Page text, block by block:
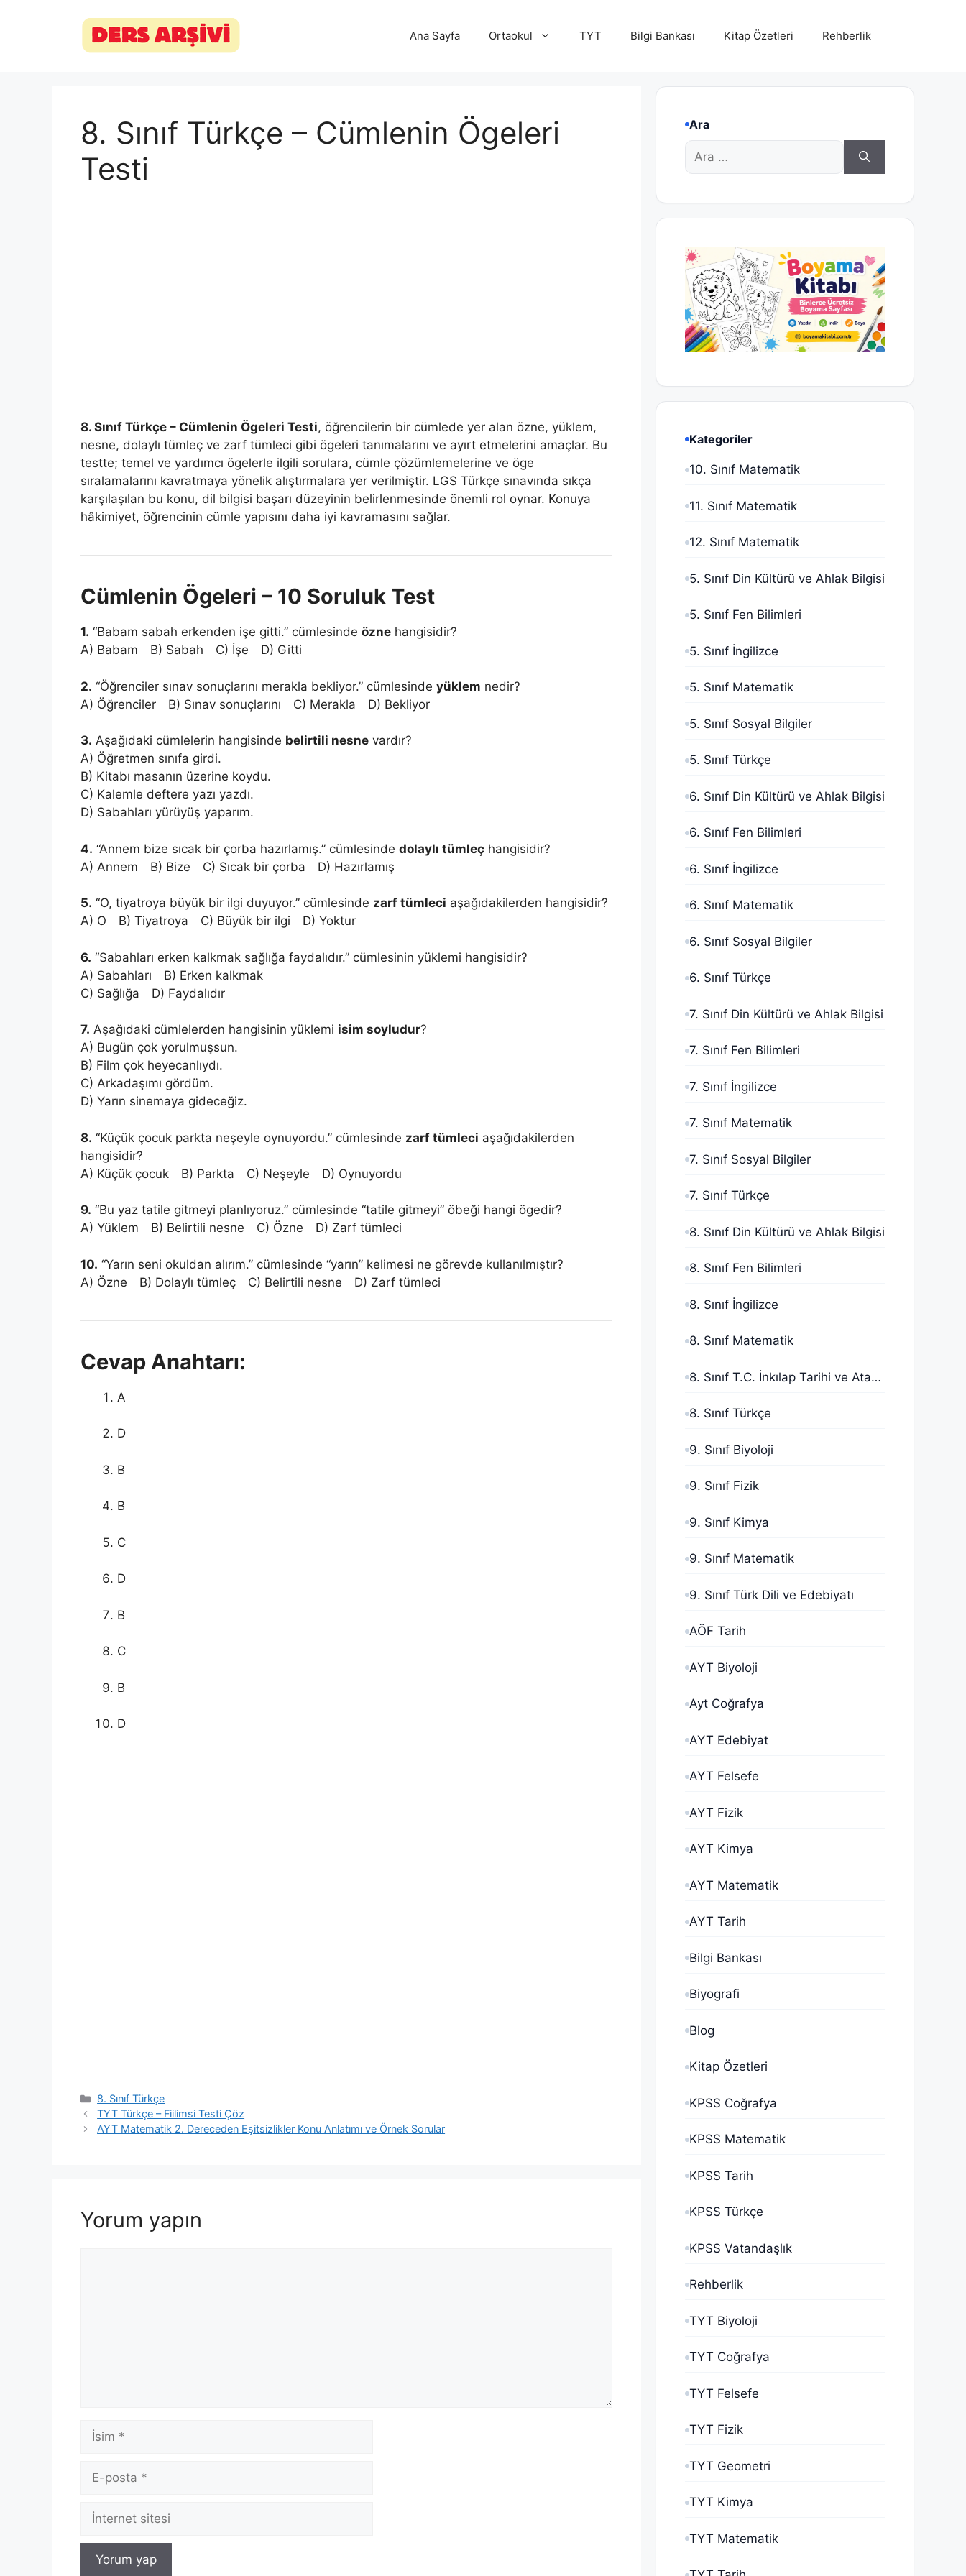
Ana Sayfa Ortaokul TYT Bilgi Bankası Kitap Özetleri Rehberlik
8. Sınıf Türkçe – Cümlenin Ögeleri
Testi
8. Sınıf Türkçe – Cümlenin Ögeleri Testi, öğrencilerin bir cümlede yer alan özne, yüklem,
nesne, dolaylı tümleç ve zarf tümleci gibi ögeleri tanımalarını ve ayırt etmelerini amaçlar. Bu
testte; temel ve yardımcı ögelerle ilgili sorulara, cümle çözümlemelerine ve öge
sıralamalarını kavratmaya yönelik alıştırmalara yer verilmiştir. LGS Türkçe sınavında sıkça
karşılaşılan bu konu, dil bilgisi başarı düzeyinin belirlenmesinde önemli rol oynar. Konuya
hâkimiyet, öğrencinin cümle yapısını daha iyi kavramasını sağlar.
Cümlenin Ögeleri – 10 Soruluk Test
1. “Babam sabah erkenden işe gitti.” cümlesinde özne hangisidir?
A) Babam B) Sabah C) İşe D) Gitti
2. “Öğrenciler sınav sonuçlarını merakla bekliyor.” cümlesinde yüklem nedir?
A) Öğrenciler B) Sınav sonuçlarını C) Merakla D) Bekliyor
3. Aşağıdaki cümlelerin hangisinde belirtili nesne vardır?
A) Öğretmen sınıfa girdi.
B) Kitabı masanın üzerine koydu.
C) Kalemle deftere yazı yazdı.
D) Sabahları yürüyüş yaparım.
4. “Annem bize sıcak bir çorba hazırlamış.” cümlesinde dolaylı tümleç hangisidir?
A) Annem B) Bize C) Sıcak bir çorba D) Hazırlamış
5. “O, tiyatroya büyük bir ilgi duyuyor.” cümlesinde zarf tümleci aşağıdakilerden hangisidir?
A) O B) Tiyatroya C) Büyük bir ilgi D) Yoktur
6. “Sabahları erken kalkmak sağlığa faydalıdır.” cümlesinin yüklemi hangisidir?
A) Sabahları B) Erken kalkmak
C) Sağlığa D) Faydalıdır
7. Aşağıdaki cümlelerden hangisinin yüklemi isim soyludur?
A) Bugün çok yorulmuşsun.
B) Film çok heyecanlıydı.
C) Arkadaşımı gördüm.
D) Yarın sinemaya gideceğiz.
8. “Küçük çocuk parkta neşeyle oynuyordu.” cümlesinde zarf tümleci aşağıdakilerden
hangisidir?
A) Küçük çocuk B) Parkta C) Neşeyle D) Oynuyordu
9. “Bu yaz tatile gitmeyi planlıyoruz.” cümlesinde “tatile gitmeyi” öbeği hangi ögedir?
A) Yüklem B) Belirtili nesne C) Özne D) Zarf tümleci
10. “Yarın seni okuldan alırım.” cümlesinde “yarın” kelimesi ne görevde kullanılmıştır?
A) Özne B) Dolaylı tümleç C) Belirtili nesne D) Zarf tümleci
Cevap Anahtarı:
A
D
B
B
C
D
B
C
B
D
Kategoriler
8. Sınıf Türkçe
TYT Türkçe – Fiilimsi Testi Çöz
AYT Matematik 2. Dereceden Eşitsizlikler Konu Anlatımı ve Örnek Sorular
Yorum yapın
İsim
posta
İnternet
Ara
için
ara
Kategoriler
10. Sınıf Matematik
11. Sınıf Matematik
12. Sınıf Matematik
5. Sınıf Din Kültürü ve Ahlak Bilgisi
5. Sınıf Fen Bilimleri
5. Sınıf İngilizce
5. Sınıf Matematik
5. Sınıf Sosyal Bilgiler
5. Sınıf Türkçe
6. Sınıf Din Kültürü ve Ahlak Bilgisi
6. Sınıf Fen Bilimleri
6. Sınıf İngilizce
6. Sınıf Matematik
6. Sınıf Sosyal Bilgiler
6. Sınıf Türkçe
7. Sınıf Din Kültürü ve Ahlak Bilgisi
7. Sınıf Fen Bilimleri
7. Sınıf İngilizce
7. Sınıf Matematik
7. Sınıf Sosyal Bilgiler
7. Sınıf Türkçe
8. Sınıf Din Kültürü ve Ahlak Bilgisi
8. Sınıf Fen Bilimleri
8. Sınıf İngilizce
8. Sınıf Matematik
8. Sınıf T.C. İnkılap Tarihi ve Atatürkçülük
8. Sınıf Türkçe
9. Sınıf Biyoloji
9. Sınıf Fizik
9. Sınıf Kimya
9. Sınıf Matematik
9. Sınıf Türk Dili ve Edebiyatı
AÖF Tarih
AYT Biyoloji
Ayt Coğrafya
AYT Edebiyat
AYT Felsefe
AYT Fizik
AYT Kimya
AYT Matematik
AYT Tarih
Bilgi Bankası
Biyografi
Blog
Kitap Özetleri
KPSS Coğrafya
KPSS Matematik
KPSS Tarih
KPSS Türkçe
KPSS Vatandaşlık
Rehberlik
TYT Biyoloji
TYT Coğrafya
TYT Felsefe
TYT Fizik
TYT Geometri
TYT Kimya
TYT Matematik